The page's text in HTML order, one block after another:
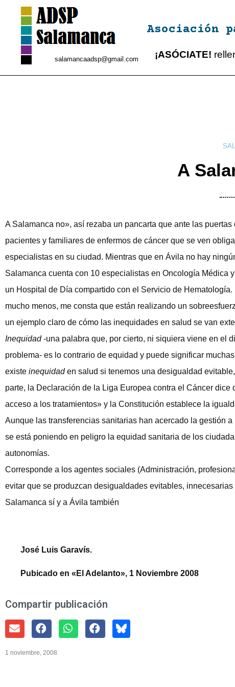
salamancaadsp@gmail.com
Asociación
¡ASÓCIATE!
A
A Salamanca no», así rezaba un pancarta que ante las
pacientes y familiares de enfermos de cáncer que se ven
especialistas en su ciudad. Mientras que en Ávila no hay
Salamanca cuenta con 10 especialistas en Oncología Médica
un Hospital de Día compartido con el Servicio de
mucho menos, me consta que están realizando un
un ejemplo claro de cómo las inequidades en salud se van
Inequidad-una palabra que, por cierto, ni siquiera viene en el
problema- es lo contrario de equidad y puede significar
existe inequidaden salud si tenemos una desigualdad
parte, la Declaración de la Liga Europea contra el Cáncer
acceso a los tratamientos» y la Constitución establece la
Aunque las transferencias sanitarias han acercado la gestión
se está poniendo en peligro la equidad sanitaria de los
autonomías.
Corresponde a los agentes sociales (Administración,
evitar que se produzcan desigualdades evitables,
Salamanca sí y a Ávila también
José Luis Garavís.
Pubicado en «El Adelanto», 1 Noviembre 2008
Compartir publicación
1 noviembre, 2008